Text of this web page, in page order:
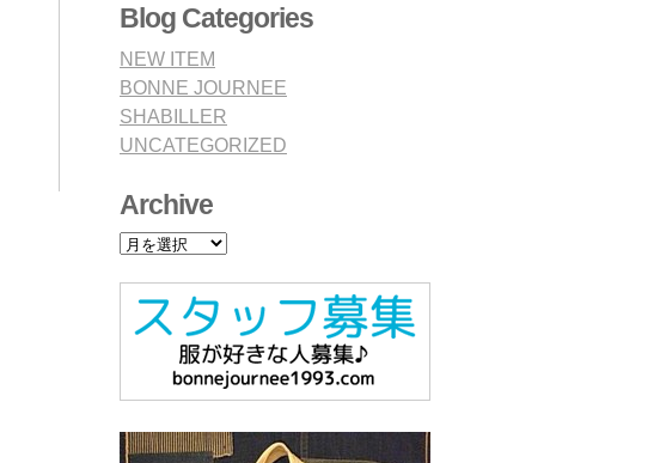
Blog Categories
NEW ITEM
BONNE JOURNEE
SHABILLER
UNCATEGORIZED
Archive
Archive